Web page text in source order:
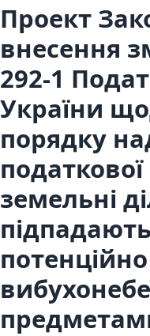
Проект
внесення
292-1
України
порядку
податкової
земельні